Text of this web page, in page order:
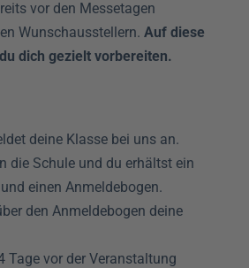
vor den Messetagen
Wunschausstellern. Auf diese
dich gezielt vorbereiten.
deine Klasse bei uns an.
die Schule und du erhältst ein
einen Anmeldebogen.
den Anmeldebogen deine
Tage vor der Veranstaltung